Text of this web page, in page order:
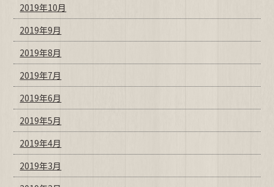
2019年10月
2019年9月
2019年8月
2019年7月
2019年6月
2019年5月
2019年4月
2019年3月